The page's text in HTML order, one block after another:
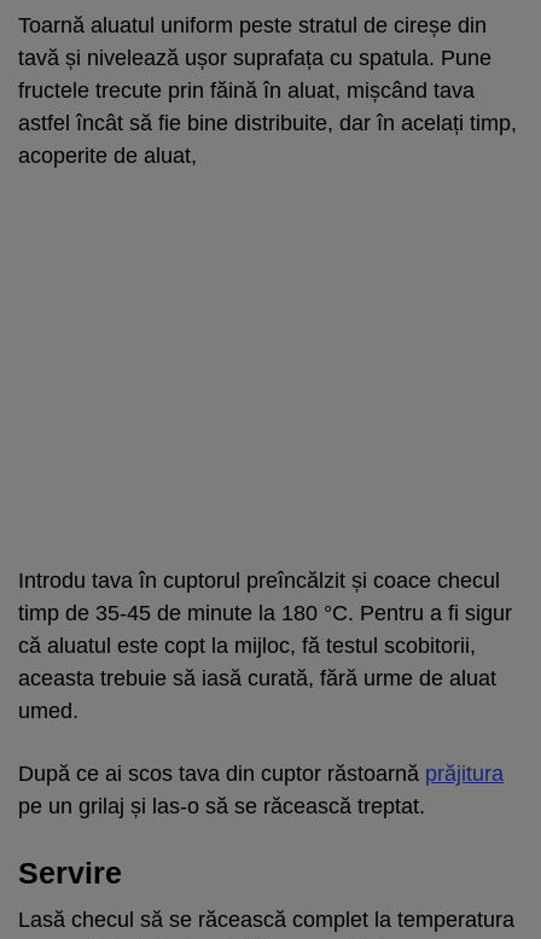
Toarnă aluatul uniform peste stratul de cireșe din
tavă și nivelează ușor suprafața cu spatula. Pune
fructele trecute prin făină în aluat, mișcând tava
astfel încât să fie bine distribuite, dar în acelați timp,
acoperite de aluat,
Introdu tava în cuptorul preîncălzit și coace checul
timp de 35-45 de minute la 180 °C. Pentru a fi sigur
că aluatul este copt la mijloc, fă testul scobitorii,
aceasta trebuie să iasă curată, fără urme de aluat
umed.
După ce ai scos tava din cuptor răstoarnă prăjitura
pe un grilaj și las-o să se răcească treptat.
Servire
Lasă checul să se răcească complet la temperatura